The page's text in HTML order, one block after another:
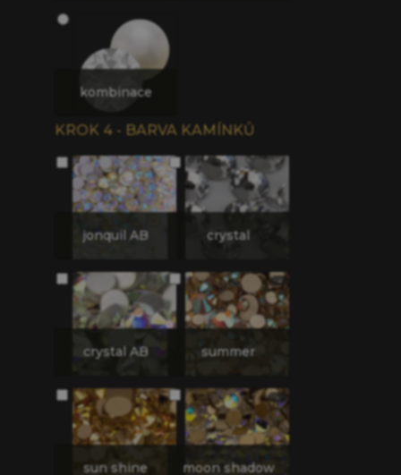
kombinace
KROK 4 - BARVA KAMÍNKŮ
jonquil AB crystal
crystal AB summer
sun shine moon shadow